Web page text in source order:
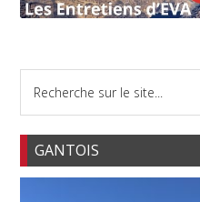
GANTOIS